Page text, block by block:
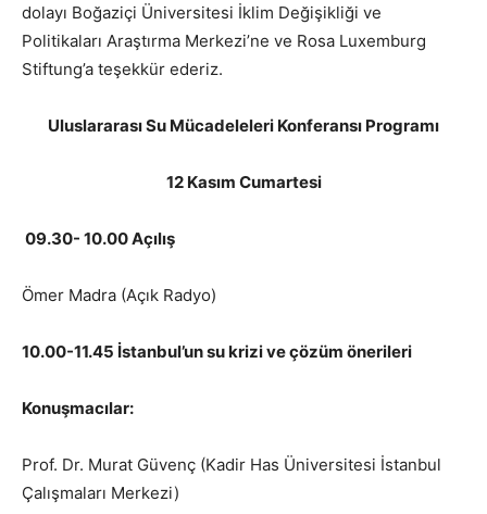
dolayı Boğaziçi Üniversitesi İklim Değişikliği ve
Politikaları Araştırma Merkezi’ne ve Rosa Luxemburg
Stiftung’a teşekkür ederiz.
Uluslararası Su Mücadeleleri Konferansı Programı
12 Kasım Cumartesi
09.30- 10.00 Açılış
Ömer Madra (Açık Radyo)
10.00-11.45 İstanbul’un su krizi ve çözüm önerileri
Konuşmacılar:
Prof. Dr. Murat Güvenç (Kadir Has Üniversitesi İstanbul
Çalışmaları Merkezi)